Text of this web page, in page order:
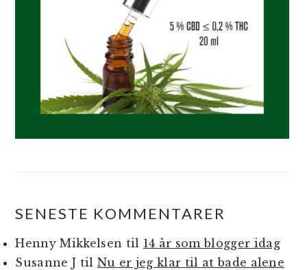
SENESTE KOMMENTARER
Henny Mikkelsen til 14 år som blogger idag
Susanne J til Nu er jeg klar til at bade alene